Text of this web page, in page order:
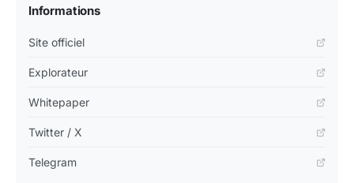
Informations
Site officiel
Explorateur
Whitepaper
Twitter / X
Telegram